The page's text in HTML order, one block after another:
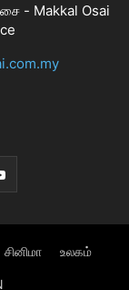
- Makkal Osai
சினிமா உலகம்